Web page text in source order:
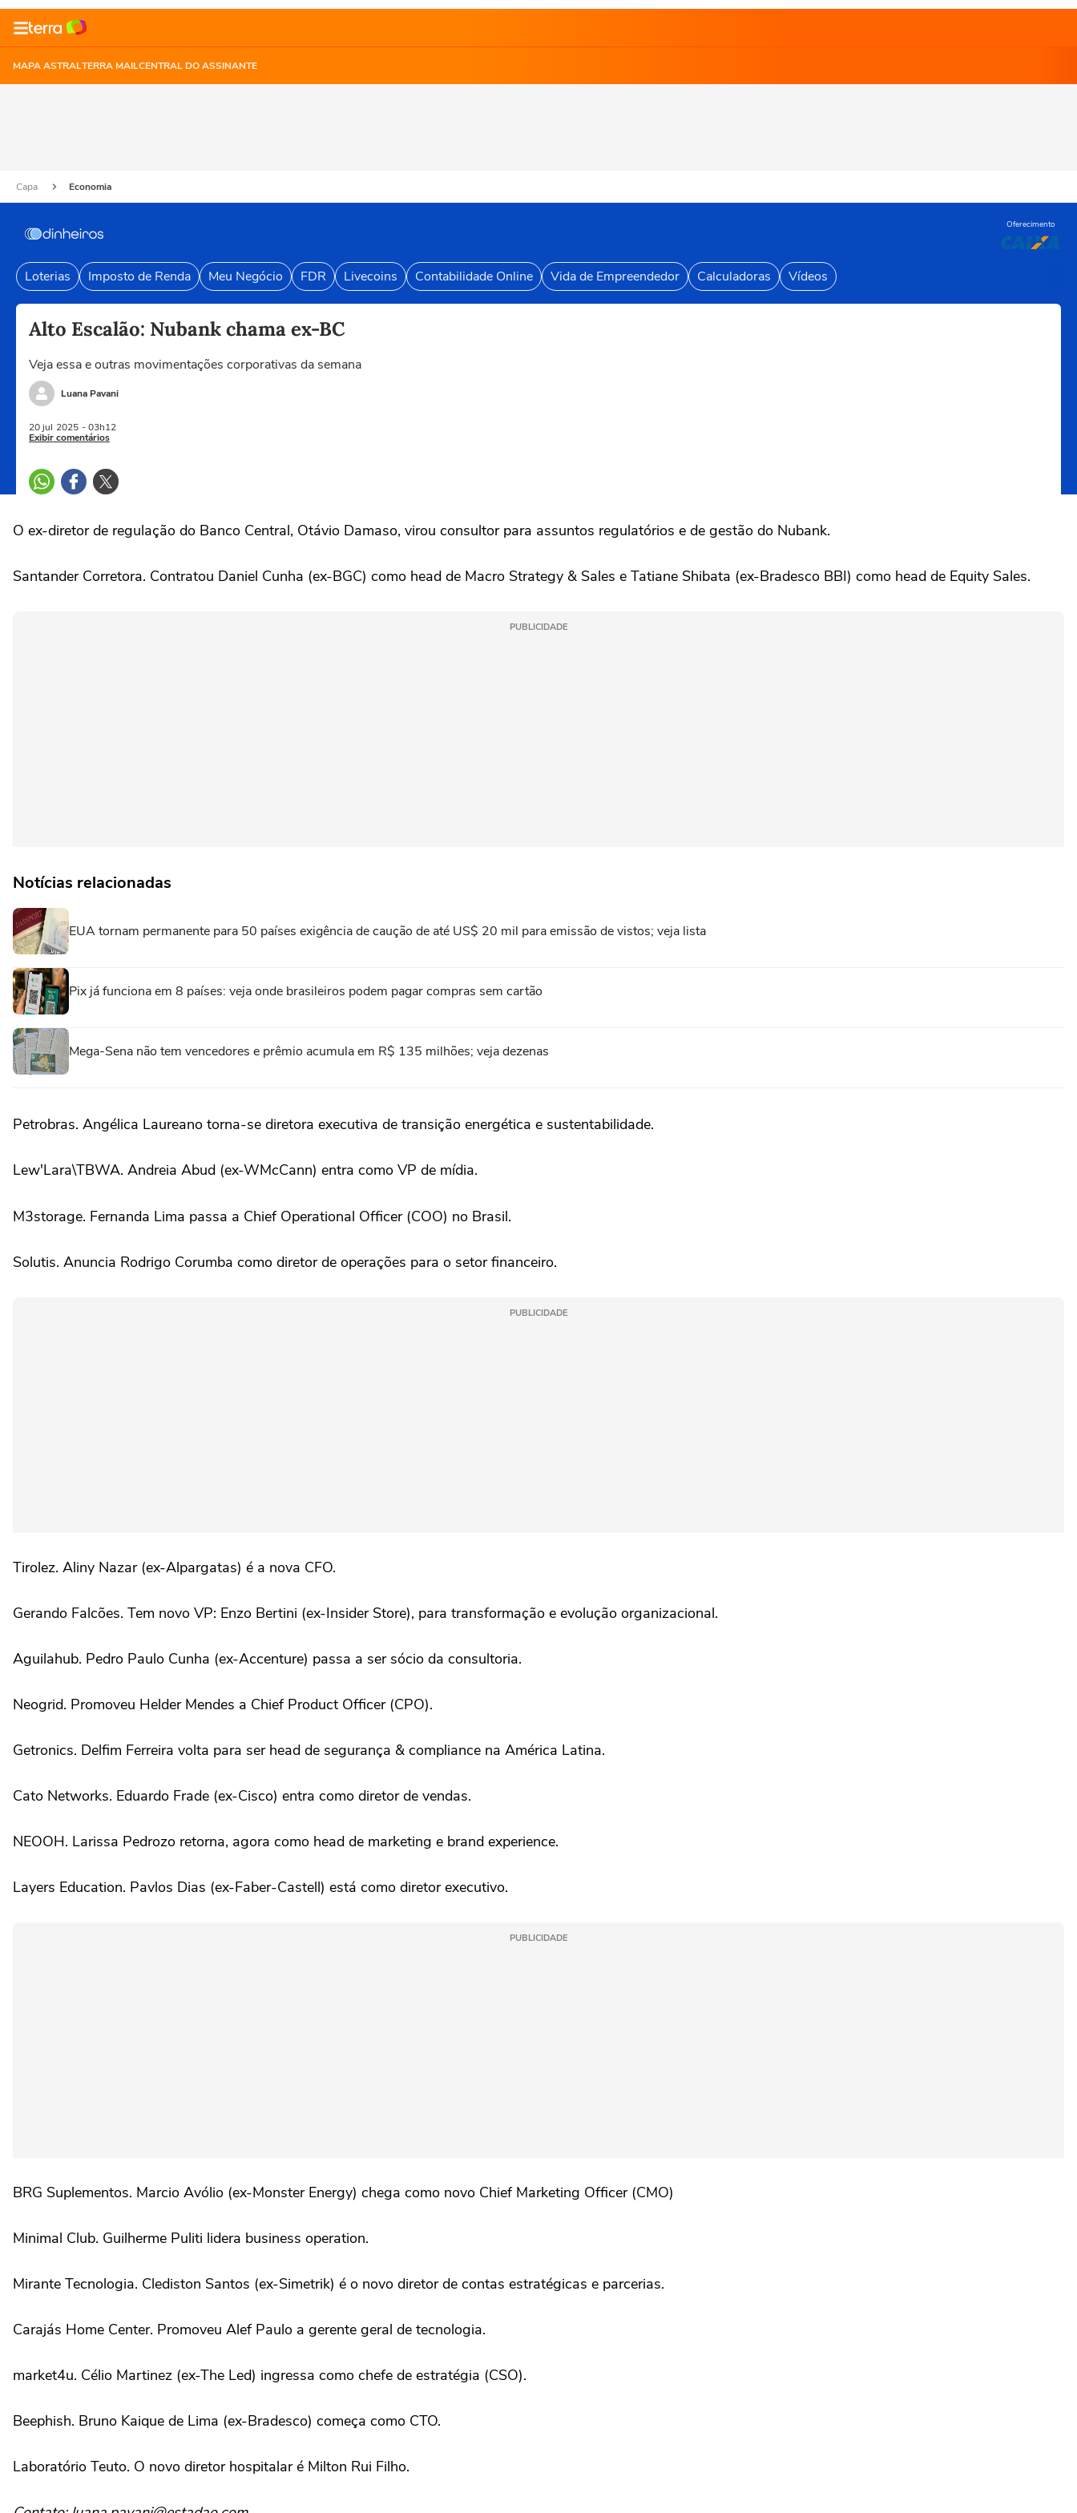
MAPA ASTRALTERRA MAILCENTRAL DO ASSINANTE
Capa Economia
Oferecimento
Loterias Imposto de Renda Meu Negócio FDR Livecoins Contabilidade Online Vida de Empreendedor Calculadoras Vídeos
Alto Escalão: Nubank chama ex-BC
Veja essa e outras movimentações corporativas da semana
Luana Pavani
20 jul 2025 - 03h12
Exibir comentários
O ex-diretor de regulação do Banco Central, Otávio Damaso, virou consultor para assuntos regulatórios e de gestão do Nubank.
Santander Corretora. Contratou Daniel Cunha (ex-BGC) como head de Macro Strategy & Sales e Tatiane Shibata (ex-Bradesco BBI) como head de Equity Sales.
PUBLICIDADE
Notícias relacionadas
EUA tornam permanente para 50 países exigência de caução de até US$ 20 mil para emissão de vistos; veja lista
Pix já funciona em 8 países: veja onde brasileiros podem pagar compras sem cartão
Mega-Sena não tem vencedores e prêmio acumula em R$ 135 milhões; veja dezenas
Petrobras. Angélica Laureano torna-se diretora executiva de transição energética e sustentabilidade.
Lew'Lara\TBWA. Andreia Abud (ex-WMcCann) entra como VP de mídia.
M3storage. Fernanda Lima passa a Chief Operational Officer (COO) no Brasil.
Solutis. Anuncia Rodrigo Corumba como diretor de operações para o setor financeiro.
PUBLICIDADE
Tirolez. Aliny Nazar (ex-Alpargatas) é a nova CFO.
Gerando Falcões. Tem novo VP: Enzo Bertini (ex-Insider Store), para transformação e evolução organizacional.
Aguilahub. Pedro Paulo Cunha (ex-Accenture) passa a ser sócio da consultoria.
Neogrid. Promoveu Helder Mendes a Chief Product Officer (CPO).
Getronics. Delfim Ferreira volta para ser head de segurança & compliance na América Latina.
Cato Networks. Eduardo Frade (ex-Cisco) entra como diretor de vendas.
NEOOH. Larissa Pedrozo retorna, agora como head de marketing e brand experience.
Layers Education. Pavlos Dias (ex-Faber-Castell) está como diretor executivo.
PUBLICIDADE
BRG Suplementos. Marcio Avólio (ex-Monster Energy) chega como novo Chief Marketing Officer (CMO)
Minimal Club. Guilherme Puliti lidera business operation.
Mirante Tecnologia. Clediston Santos (ex-Simetrik) é o novo diretor de contas estratégicas e parcerias.
Carajás Home Center. Promoveu Alef Paulo a gerente geral de tecnologia.
market4u. Célio Martinez (ex-The Led) ingressa como chefe de estratégia (CSO).
Beephish. Bruno Kaique de Lima (ex-Bradesco) começa como CTO.
Laboratório Teuto. O novo diretor hospitalar é Milton Rui Filho.